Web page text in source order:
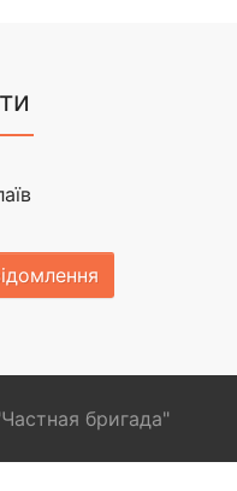
бригада"